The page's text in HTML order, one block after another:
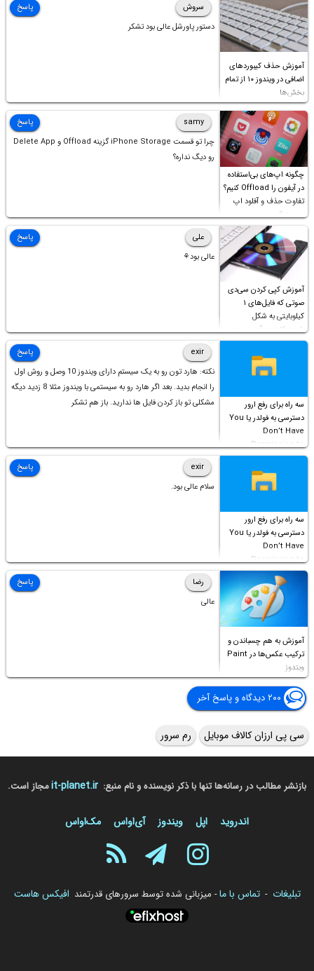
آموزش حذف کیبوردهای
اضافی در ویندوز ۱۰ از تمام
بخش‌ها
سروش
دستور پاورشل عالی بود تشکر
پاسخ
چگونه اپ‌های بی‌استفاده
در آیفون را Offload کنیم؟
تفاوت حذف و آفلود اپ
چیست؟
samy
چرا تو قسمت iPhone Storage گزینه Offload و Delete App
رو دیگ نداره؟
پاسخ
آموزش کپی کردن سی‌دی
صوتی که فایل‌های ۱
کیلوبایتی به شکل
شورت‌کات در آن موجود
است!
علی
عالی بود⚘
پاسخ
سه راه برای رفع ارور
دسترسی به فولدر یا You
Don’t Have
Permission to
Access this folder
exir
نکته: هارد تون رو به یک سیستم دارای ویندوز 10 وصل و روش اول
را انجام بدید. بعد اگر هارد رو به سیستمی با ویندوز مثلا 8 زدید دیگه
مشکلی تو باز کردن فایل ها ندارید. باز هم تشکر
پاسخ
سه راه برای رفع ارور
دسترسی به فولدر یا You
Don’t Have
Permission to
Access this folder
exir
سلام عالی بود.
پاسخ
آموزش به هم چسباندن و
ترکیب عکس‌ها در Paint
ویندوز
رضا
عالی
پاسخ
۲۰۰ دیدگاه و پاسخ آخر
سی پی ارزان کالاف موبایل رم سرور
بازنشر مطالب در رسانه‌ها تنها با ذکر نویسنده و نام منبع: it-planet.irمجاز است.
اندروید اپل ویندوز آی‌او‌اس مک‌او‌اس
تبلیغات - تماس با ما- میزبانی شده توسط سرورهای قدرتمند افیکس هاست